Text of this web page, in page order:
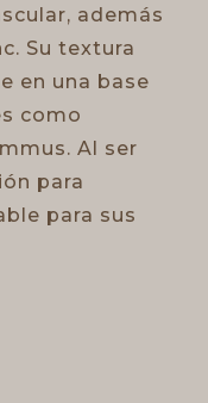
además
Su textura
en una base
como
Al ser
para
para sus